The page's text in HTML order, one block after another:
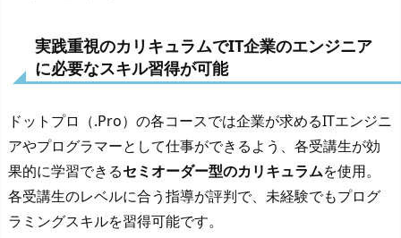
実践重視のカリキュラムでIT企業のエンジニア
に必要なスキル習得が可能
ドットプロ（.Pro）の各コースでは企業が求めるITエンジニ
アやプログラマーとして仕事ができるよう、各受講生が効
果的に学習できるセミオーダー型のカリキュラムを使用。
各受講生のレベルに合う指導が評判で、未経験でもプログ
ラミングスキルを習得可能です。